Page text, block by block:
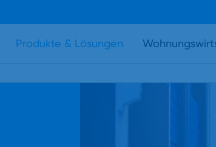
Produkte & Lösungen